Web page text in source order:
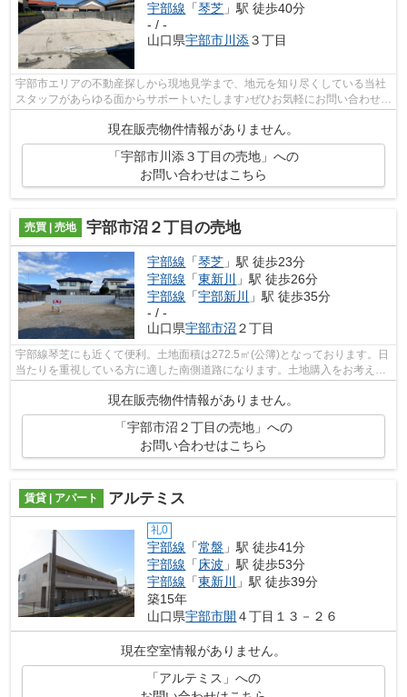
宇部線 「琴芝 」駅 徒歩40分
- / -
山口県宇部市川添３丁目
宇部市エリアの不動産探しから現地見学まで、地元を知り尽くしている当社
スタッフがあらゆる面からサポートいたします♪ぜひお気軽にお問い合わせく
現在販売物件情報がありません。
「宇部市川添３丁目の売地」への
お問い合わせはこちら
売買 | 売地 宇部市沼２丁目の売地
宇部線 「琴芝 」駅 徒歩23分
宇部線 「東新川
」駅 徒歩26分
宇部線 「宇部新川
」駅 徒歩35分
- / -
山口県宇部市沼 ２丁目
宇部線琴芝にも近くて便利。土地面積は272.5㎡(公簿)となっております。日
当たりを重視している方に適した南側道路になります。土地購入をお考えの
現在販売物件情報がありません。
「宇部市沼２丁目の売地」への
お問い合わせはこちら
賃貸 | アパート アルテミス
礼0
宇部線 「常盤 」駅 徒歩41分
宇部線 「 床波 」駅 徒歩53分
宇部線 「東新川
」駅 徒歩39分
築15年
山口県宇部市開 ４丁目１３－２６
現在空室情報がありません。
「アルテミス」への